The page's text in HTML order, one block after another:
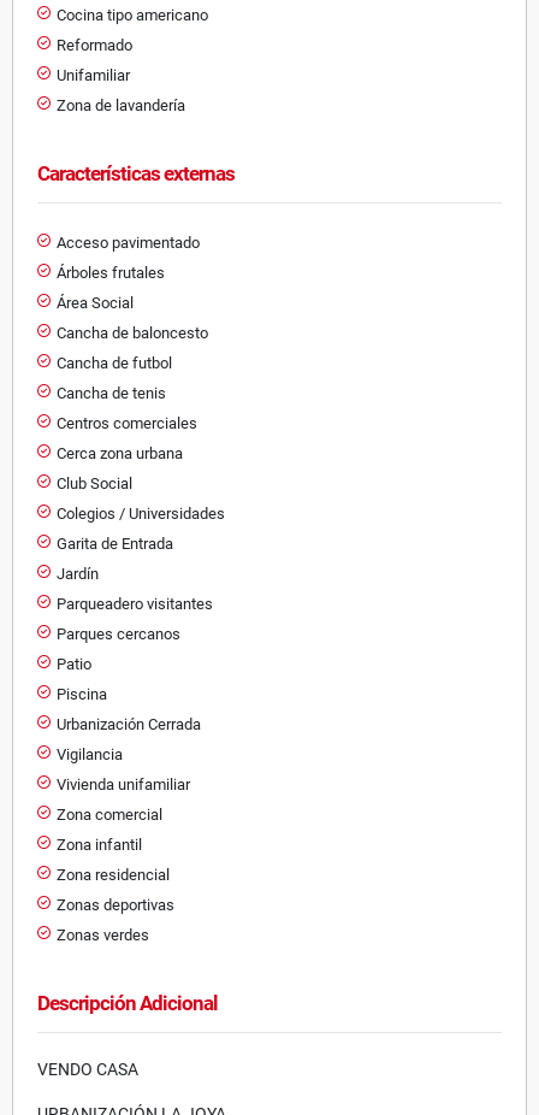
Cocina tipo americano
Reformado
Unifamiliar
Zona de lavandería
Características externas
Acceso pavimentado
Árboles frutales
Área Social
Cancha de baloncesto
Cancha de futbol
Cancha de tenis
Centros comerciales
Cerca zona urbana
Club Social
Colegios / Universidades
Garita de Entrada
Jardín
Parqueadero visitantes
Parques cercanos
Patio
Piscina
Urbanización Cerrada
Vigilancia
Vivienda unifamiliar
Zona comercial
Zona infantil
Zona residencial
Zonas deportivas
Zonas verdes
Descripción Adicional
VENDO CASA